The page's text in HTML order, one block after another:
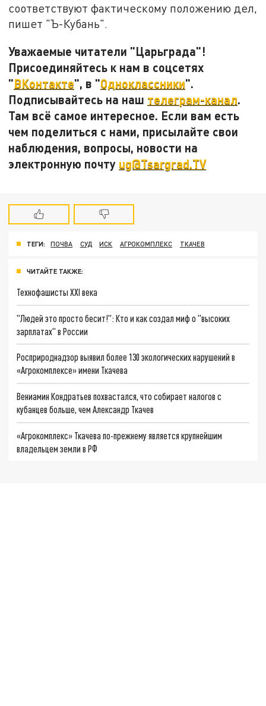
соответствуют фактическому положению дел,
пишет "Ъ-Кубань".
Уважаемые читатели "Царьграда"!
Присоединяйтесь к нам в соцсетях
"ВКонтакте", в "Одноклассники".
Подписывайтесь на наш телеграм-канал.
Там всё самое интересное. Если вам есть
чем поделиться с нами, присылайте свои
наблюдения, вопросы, новости на
электронную почту ug@Tsargrad.TV
ТЕГИ: ПОЧВА СУД ИСК АГРОКОМПЛЕКС ТКАЧЕВ
ЧИТАЙТЕ ТАКЖЕ:
Технофашисты XXI века
"Людей это просто бесит!": Кто и как создал миф о "высоких
зарплатах" в России
Росприроднадзор выявил более 130 экологических нарушений в
«Агрокомплексе» имени Ткачева
Вениамин Кондратьев похвастался, что собирает налогов с
кубанцев больше, чем Александр Ткачев
«Агрокомплекс» Ткачева по-прежнему является крупнейшим
владельцем земли в РФ